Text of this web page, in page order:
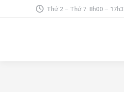
Thứ 2 – Thứ 7: 8h00 –